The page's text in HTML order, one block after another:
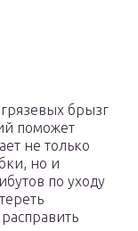
брызг
поможет
не только
но и
по уходу